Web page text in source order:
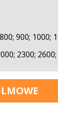
900; 1000;
2300;